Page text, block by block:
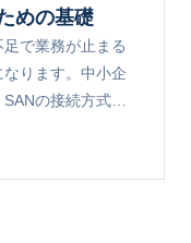
めの基礎
で業務が止まる
ります。中小企
の接続方式と
の使い分け ③